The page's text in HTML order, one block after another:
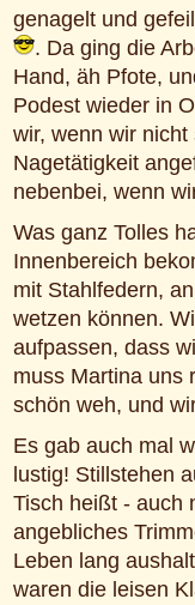
genagelt und
. Da ging die
Hand, äh Pfote,
Podest wieder in
wir, wenn wir
Nagetätigkeit
nebenbei, wenn
Was ganz Tolles
Innenbereich
mit Stahlfedern,
wetzen können.
aufpassen, dass
muss Martina uns
schön weh, und
Es gab auch mal
lustig! Stillstehen
Tisch heißt - auch
angebliches
Leben lang
waren die leisen